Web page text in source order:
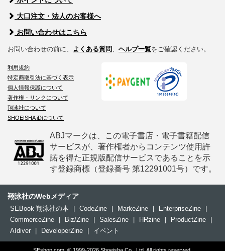
大口注文・法人のお客様へ
お問い合わせはこちら
お問い合わせの前に、 よくある質問、 ヘルプ一覧をご確認ください。
利用規約
特定商取引法に基づく表示
個人情報保護について
著作権・リンクについて
翔泳社について
SHOEISHA iDについて
ABJマークは、この電子書店・電子書籍配信
サービスが、著作権者からコンテンツ使用許
諾を得た正規版配信サービスであることを示
す登録商標（登録番号 第12291001号）です。
翔泳社のWebメディア
SEBook 翔泳社の本 CodeZine MarkeZine EnterpriseZine
CommerceZine
Biz/Zine SalesZine HRzine ProductZine
AIdiver
DeveloperZine イベント